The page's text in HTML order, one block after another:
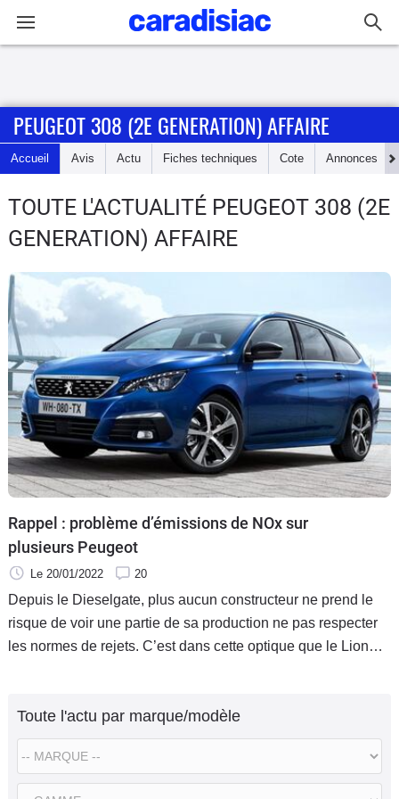
Accueil
Actu
Essais
d'achat
Electriques
Utilitaires
Flottes
Auto
Services
Forum
Moto
Marques
PEUGEOT 308 (2E GENERATION) AFFAIRE
Accueil Avis Actu Fiches techniques Cote Annonces
TOUTE L'ACTUALITÉ PEUGEOT 308 (2E
GENERATION) AFFAIRE
Rappel : problème d’émissions de NOx sur
plusieurs Peugeot
Le 20/01/2022 20
Depuis le Dieselgate, plus aucun constructeur ne prend le
risque de voir une partie de sa production ne pas respecter
les normes de rejets. C’est dans cette optique que le Lion
Toute l'actu par marque/modèle